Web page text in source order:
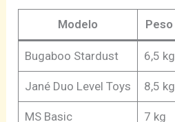
Modelo Peso
Bugaboo Stardust 6,5 kg
Jané Duo Level Toys 8,5 kg
MS Basic 7 kg